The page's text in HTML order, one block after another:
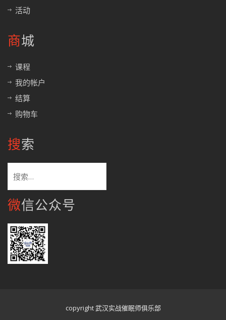
活动
商城
课程
我的帐户
结算
购物车
搜索
索：
微信公众号
copyright 武汉实战催眠师俱乐部